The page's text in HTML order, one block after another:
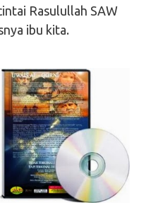
Rasulullah SAW
ibu kita.